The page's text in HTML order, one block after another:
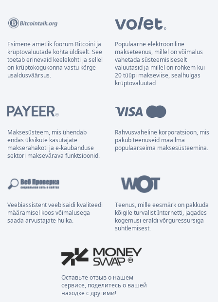
Esimene ametlik foorum Bitcoini ja
krüptovaluutade kohta üldiselt. See
toetab erinevaid keelekohti ja sellel
on krüptokogukonna vastu kõrge
usaldusväärsus.
Populaarne elektrooniline
makseteenus, millel on võimalus
vahetada süsteemisiseselt
valuutasid ja millel on rohkem kui
20 tüüpi makseviise, sealhulgas
krüptovaluutad.
Maksesüsteem, mis ühendab
endas üksikute kasutajate
makserahakoti ja e-kaubanduse
sektori maksevärava funktsioonid.
Rahvusvaheline korporatsioon, mis
pakub teenuseid maailma
populaarseima maksesüsteemina.
Veebiassistent veebisaidi kvaliteedi
määramisel koos võimalusega
saada arvustajate hulka.
Teenus, mille eesmärk on pakkuda
kõigile turvalist Internetti, jagades
kogemusi eraldi võrguressursiga
suhtlemisest.
Оставьте отзыв о нашем
сервисе, поделитесь о вашей
находке с другими!